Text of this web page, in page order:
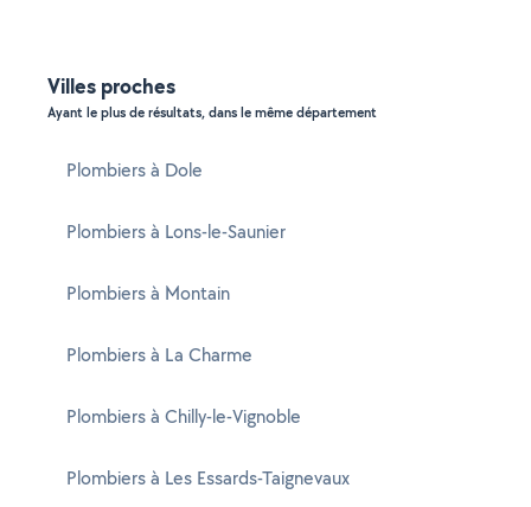
Villes proches
Ayant le plus de résultats, dans le même département
Plombiers à Dole
Plombiers à Lons-le-Saunier
Plombiers à Montain
Plombiers à La Charme
Plombiers à Chilly-le-Vignoble
Plombiers à Les Essards-Taignevaux